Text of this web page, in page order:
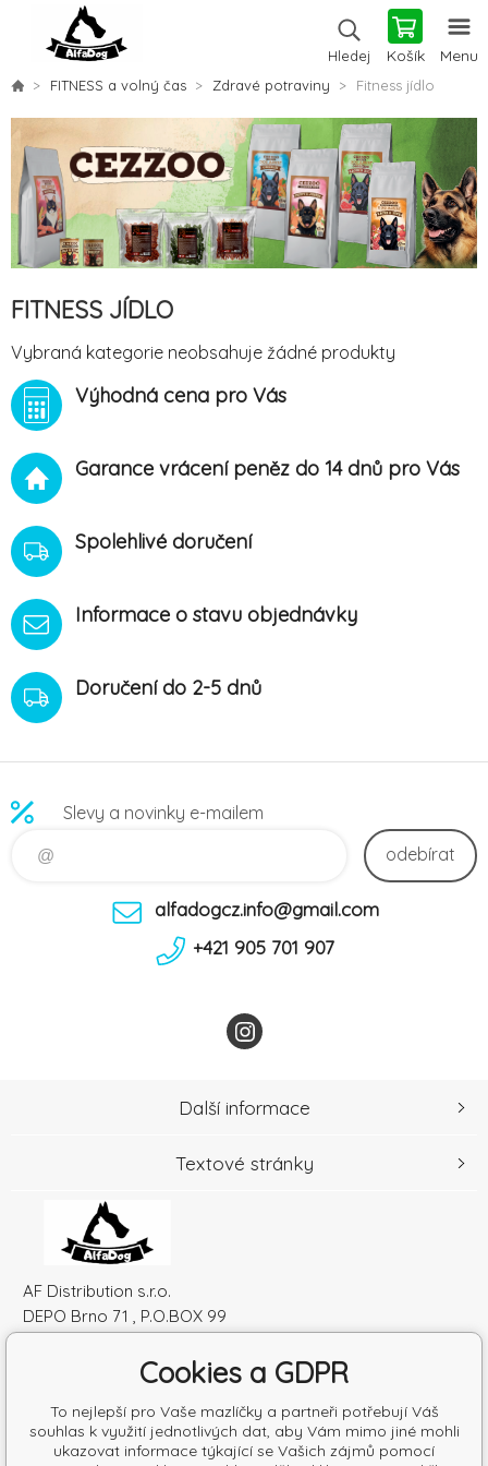
Hledej Košík Menu
FITNESS a volný čas Zdravé potraviny Fitness jídlo
FITNESS JÍDLO
Vybraná kategorie neobsahuje žádné produkty
Výhodná cena pro Vás
Garance vrácení peněz do 14 dnů pro Vás
Spolehlivé doručení
Informace o stavu objednávky
Doručení do 2-5 dnů
Slevy a novinky e-mailem
odebírat
alfadogcz.info@gmail.com
+421 905 701 907
AF Distribution s.r.o.
DEPO Brno 71 , P.O.BOX 99
Česká republika
DIČ: SK2120864328
Další informace
Textové stránky
Cookies a GDPR
To nejlepší pro Vaše mazlíčky a partneři potřebují Váš
souhlas k využití jednotlivých dat, aby Vám mimo jiné mohli
ukazovat informace týkající se Vašich zájmů pomocí